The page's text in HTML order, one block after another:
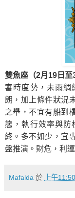
雙魚座（2月19日至
審時度勢，未雨綢
朗，加上條件狀況
之舉，不宜有船到
態，執行效率與防
終。多不如少，宜
盤推演。財危，利
Mafalda 於 上午11:50